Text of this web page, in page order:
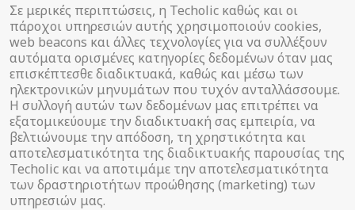
Σε μερικές περιπτώσεις, η Techolic καθώς και οι
πάροχοι υπηρεσιών αυτής χρησιμοποιούν cookies,
web beacons και άλλες τεχνολογίες για να συλλέξουν
αυτόματα ορισμένες κατηγορίες δεδομένων όταν μας
επισκέπτεσθε διαδικτυακά, καθώς και μέσω των
ηλεκτρονικών μηνυμάτων που τυχόν ανταλλάσσουμε.
Η συλλογή αυτών των δεδομένων μας επιτρέπει να
εξατομικεύουμε την διαδικτυακή σας εμπειρία, να
βελτιώνουμε την απόδοση, τη χρηστικότητα και
αποτελεσματικότητα της διαδικτυακής παρουσίας της
Techolic και να αποτιμάμε την αποτελεσματικότητα
των δραστηριοτήτων προώθησης (marketing) των
υπηρεσιών μας.